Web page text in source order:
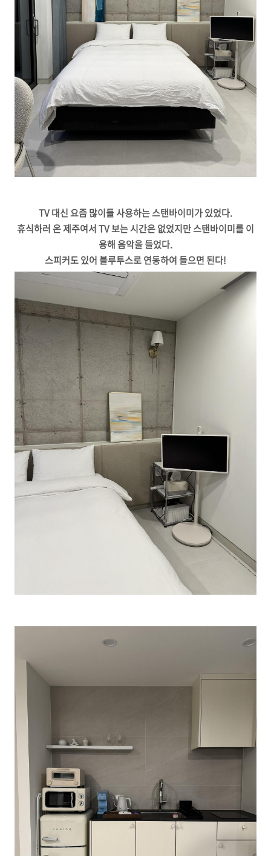
TV 대신 요즘 많이들 사용하는 스탠바이미가 있었다.
휴식하러 온 제주여서 TV 보는 시간은 없었지만 스탠바이미를 이
용해 음악을 들었다.
스피커도 있어 블루투스로 연동하여 들으면 된다!